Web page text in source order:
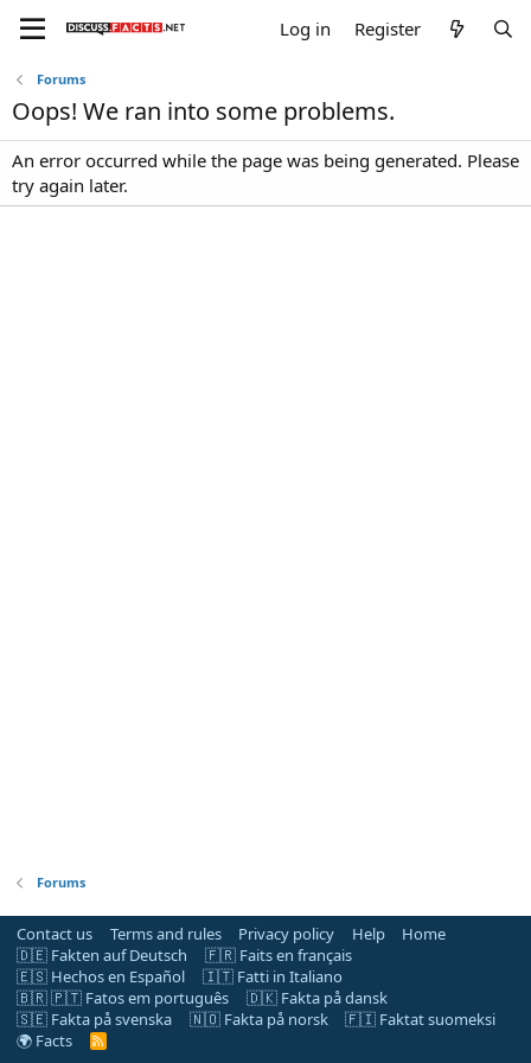
Log in Register
Forums
Oops! We ran into some problems.
An error occurred while the page was being generated. Please
try again later.
Forums
Contact us Terms and rules Privacy policy Help
Home
🇩🇪 Fakten auf Deutsch
🇫🇷 Faits en français
🇪🇸 Hechos en Español
🇮🇹 Fatti in Italiano
🇧🇷 🇵🇹 Fatos em português
🇩🇰 Fakta på dansk
🇸🇪 Fakta på svenska
🇳🇴 Fakta på norsk
🇫🇮 Faktat suomeksi
🌍 Facts
R